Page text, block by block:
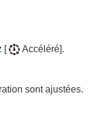
[ Accéléré].
sont ajustées.